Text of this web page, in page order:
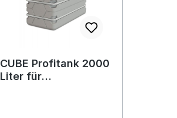
CUBE Profitank 2000
Liter für